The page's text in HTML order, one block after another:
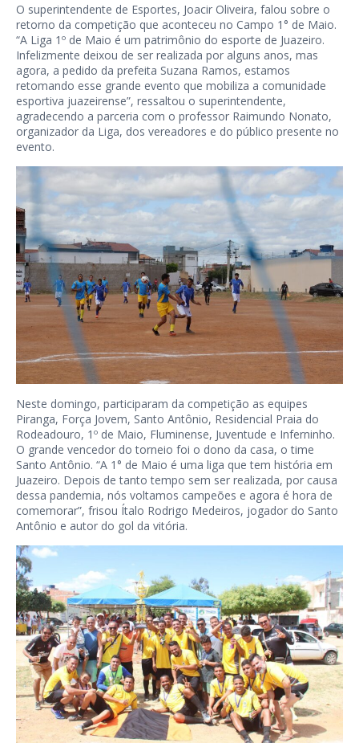
O superintendente de Esportes, Joacir Oliveira, falou sobre o
retorno da competição que aconteceu no Campo 1° de Maio.
“A Liga 1º de Maio é um patrimônio do esporte de Juazeiro.
Infelizmente deixou de ser realizada por alguns anos, mas
agora, a pedido da prefeita Suzana Ramos, estamos
retomando esse grande evento que mobiliza a comunidade
esportiva juazeirense”, ressaltou o superintendente,
agradecendo a parceria com o professor Raimundo Nonato,
organizador da Liga, dos vereadores e do público presente no
evento.
Neste domingo, participaram da competição as equipes
Piranga, Força Jovem, Santo Antônio, Residencial Praia do
Rodeadouro, 1º de Maio, Fluminense, Juventude e Inferninho.
O grande vencedor do torneio foi o dono da casa, o time
Santo Antônio. “A 1° de Maio é uma liga que tem história em
Juazeiro. Depois de tanto tempo sem ser realizada, por causa
dessa pandemia, nós voltamos campeões e agora é hora de
comemorar”, frisou Ítalo Rodrigo Medeiros, jogador do Santo
Antônio e autor do gol da vitória.